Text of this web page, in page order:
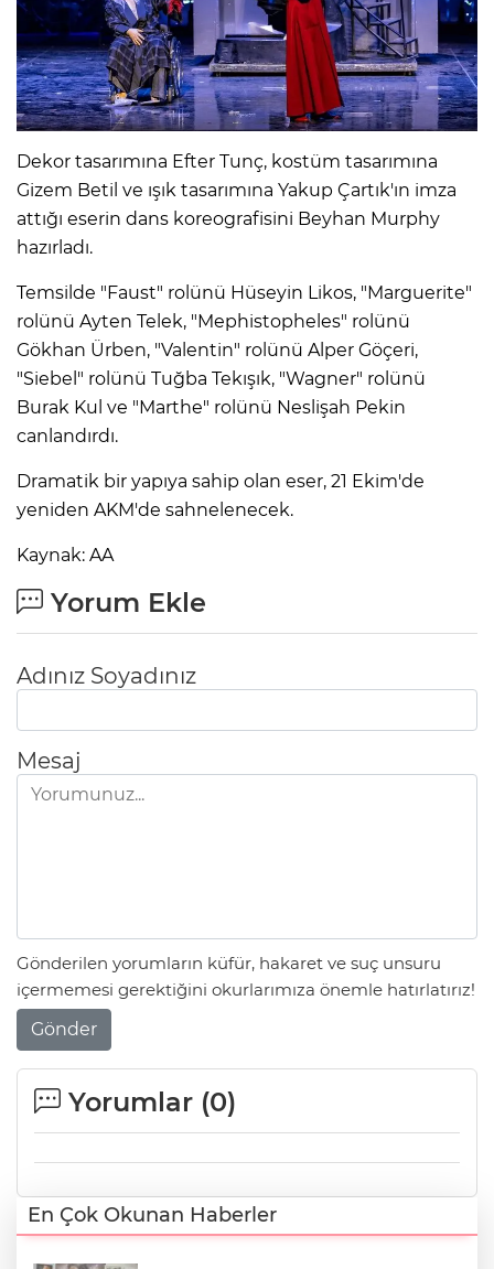
Dekor tasarımına Efter Tunç, kostüm tasarımına
Gizem Betil ve ışık tasarımına Yakup Çartık'ın imza
attığı eserin dans koreografisini Beyhan Murphy
hazırladı.
Temsilde "Faust" rolünü Hüseyin Likos, "Marguerite"
rolünü Ayten Telek, "Mephistopheles" rolünü
Gökhan Ürben, "Valentin" rolünü Alper Göçeri,
"Siebel" rolünü Tuğba Tekışık, "Wagner" rolünü
Burak Kul ve "Marthe" rolünü Neslişah Pekin
canlandırdı.
Dramatik bir yapıya sahip olan eser, 21 Ekim'de
yeniden AKM'de sahnelenecek.
Kaynak: AA
Yorum Ekle
Adınız Soyadınız
Mesaj
Gönderilen yorumların küfür, hakaret ve suç unsuru
içermemesi gerektiğini okurlarımıza önemle hatırlatırız!
Gönder
Yorumlar (0)
En Çok Okunan Haberler